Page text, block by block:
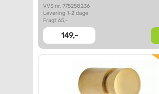
VVS nr. 775258236
Levering 1-2 dage
Fragt 65,-
149,-